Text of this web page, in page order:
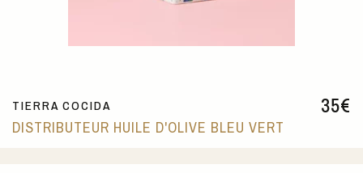
35€
TIERRA COCIDA
DISTRIBUTEUR HUILE D'OLIVE BLEU VERT